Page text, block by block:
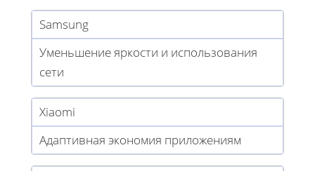
Samsung
Уменьшение яркости и использования
сети
Xiaomi
Адаптивная экономия приложениям